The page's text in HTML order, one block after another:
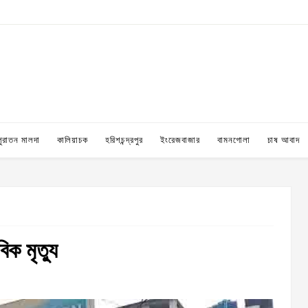
মালদা কালিয়াচক হরিশচন্দ্রপুর ইংরেজবাজার বামনগোলা চাষ আবাদ
মৃত্যু